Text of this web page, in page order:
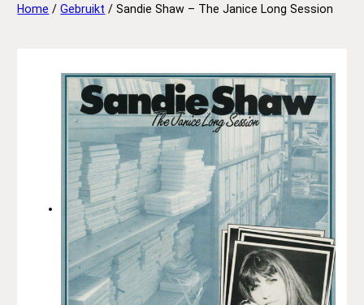
Home /Gebruikt / Sandie Shaw – The Janice Long Session